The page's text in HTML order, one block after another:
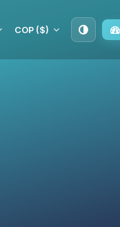
COP ($)